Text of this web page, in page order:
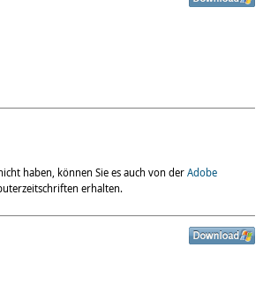
haben, können Sie es auch von der Adobe
erhalten.